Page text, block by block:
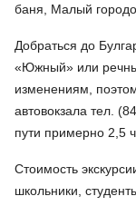
баня, Малый
Добраться до
«Южный» или
изменениям,
автовокзала тел.
пути примерно 2,5
Стоимость
школьники,